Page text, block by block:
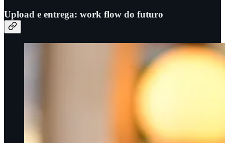
Upload e entrega: work flow do futuro